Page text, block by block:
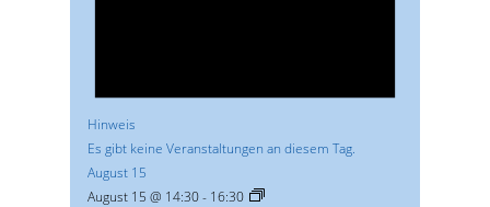
Hinweis
Es gibt keine Veranstaltungen an diesem Tag.
August 15
August 15 @ 14:30- 16:30